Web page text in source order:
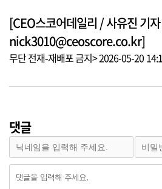
[CEO스코어데일리 / 사유진 기
nick3010@ceoscore.co.kr]
무단 전재-재배포 금지> 2026-05-20
댓글